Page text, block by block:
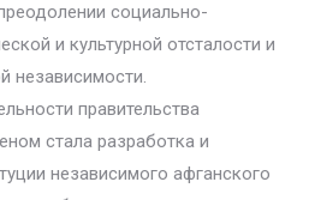
социально-
и культурной отсталости и
независимости.
правительства
стала разработка и
независимого афганского